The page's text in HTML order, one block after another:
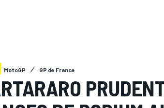
MotoGP GP de France